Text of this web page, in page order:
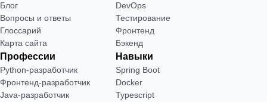
Блог
Вопросы и ответы
Глоссарий
Карта сайта
DevOps
Тестирование
Фронтенд
Бэкенд
Профессии
Python-разработчик
Фронтенд-разработчик
Java-разработчик
Навыки
Spring Boot
Docker
Typescript